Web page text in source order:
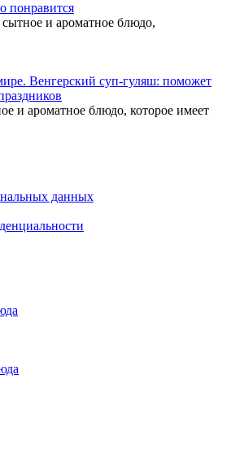
понравится
и ароматное блюдо,
Венгерский суп-гуляш: поможет
и ароматное блюдо, которое имеет
данных